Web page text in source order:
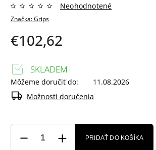
Značka:Grips
Neohodnotené
€102,62
SKLADEM
Môžeme doručiť do:
11.08.2026
Možnosti doručenia
PRIDAŤ DO KOŠÍKA